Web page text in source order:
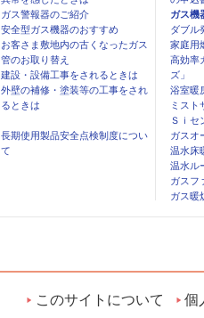
ガス警報器のご紹介
安全型ガス機器のおすすめ
お客さま敷地内の古くなったガス
管のお取り替え
建設・設備工事をされるときは
外壁の補修・塗装等の工事をされ
るときは
長期使用製品安全点検制度につい
て
ガス機
ダブル
家庭用
高効率
ズ」
浴室暖
ミスト
Ｓｉセ
ガスオ
温水床
温水ル
ガスフ
ガス暖
このサイトについて 個